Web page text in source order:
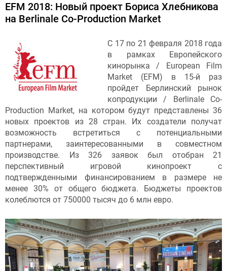
EFM 2018: Новый проект Бориса Хлебникова
на Berlinale Co-Production Market
С 17 по 21 февраля 2018 года
в рамках Европейского
кинорынка / European Film
Market (EFM) в 15-й раз
пройдет Берлинский рынок
копродукции / Berlinale Co-
Production Market, на котором будут представлены 36
новых проектов из 28 стран. Их создатели получат
возможность встретиться с потенциальными
партнерами, заинтересованными в совместном
производстве. Из 326 заявок был отобран 21
перспективный игровой кинопроект с
подтвержденными финансированием в размере не
менее 30% от общего бюджета. Бюджеты проектов
колеблются от 750000 тысяч до 6 млн евро.